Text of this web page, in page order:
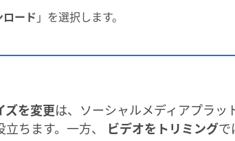
ロード 」を選択します。
ズを変更は、ソーシャルメディアプラ
ちます。一方、
ビデオをトリミングで